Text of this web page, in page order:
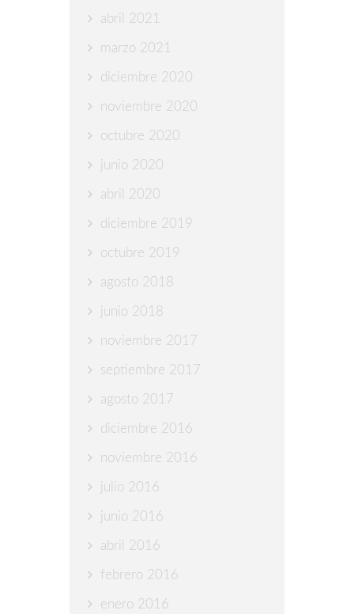
abril 2021
marzo 2021
diciembre 2020
noviembre 2020
octubre 2020
junio 2020
abril 2020
diciembre 2019
octubre 2019
agosto 2018
junio 2018
noviembre 2017
septiembre 2017
agosto 2017
diciembre 2016
noviembre 2016
julio 2016
junio 2016
abril 2016
febrero 2016
enero 2016